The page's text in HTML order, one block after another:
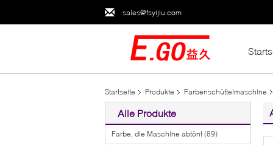
sales@fsyijiu.com
Startseite Produkte Farbenschüttelmaschine
Alle Produkte
Farbe, die Maschine abtönt (89)